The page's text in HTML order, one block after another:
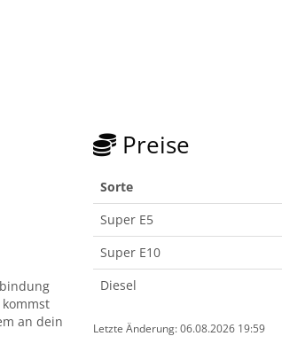
an dein
Preise
Sorte
Super E5
Super E10
Diesel
Letzte Änderung: 06.08.2026 19:59